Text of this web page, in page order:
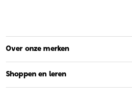
Over onze merken
Shoppen en leren